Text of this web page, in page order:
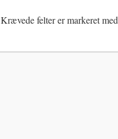
Krævede felter er markeret med